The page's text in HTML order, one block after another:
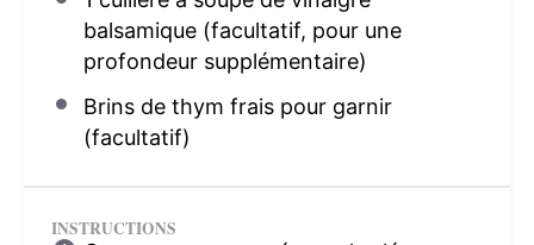
balsamique (facultatif, pour une
profondeur supplémentaire)
Brins de thym frais pour garnir
(facultatif)
INSTRUCTIONS